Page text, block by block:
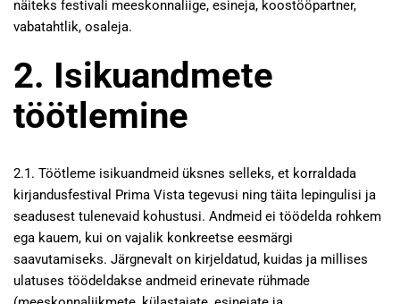
näiteks festivali meeskonnaliige, esineja, koostööpartner,
vabatahtlik, osaleja.
2. Isikuandmete
töötlemine
2.1. Töötleme isikuandmeid üksnes selleks, et korraldada
kirjandusfestival Prima Vista tegevusi ning täita lepingulisi ja
seadusest tulenevaid kohustusi. Andmeid ei töödelda rohkem
ega kauem, kui on vajalik konkreetse eesmärgi
saavutamiseks. Järgnevalt on kirjeldatud, kuidas ja millises
ulatuses töödeldakse andmeid erinevate rühmade